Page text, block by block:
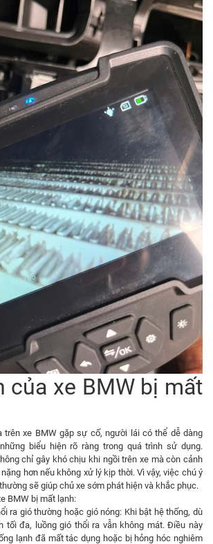
của xe BMW bị mất
trên xe BMW gặp sự cố, người lái có thể dễ dàng
biểu hiện rõ ràng trong quá trình sử dụng.
chỉ gây khó chịu khi ngồi trên xe mà còn cảnh
hơn nếu không xử lý kịp thời. Vì vậy, việc chú ý
sẽ giúp chủ xe sớm phát hiện và khắc phục.
BMW bị mất lạnh:
ra gió thường hoặc gió nóng: Khi bật hệ thống, dù
tối đa, luồng gió thổi ra vẫn không mát. Điều này
lạnh đã mất tác dụng hoặc bị hỏng hóc nghiêm